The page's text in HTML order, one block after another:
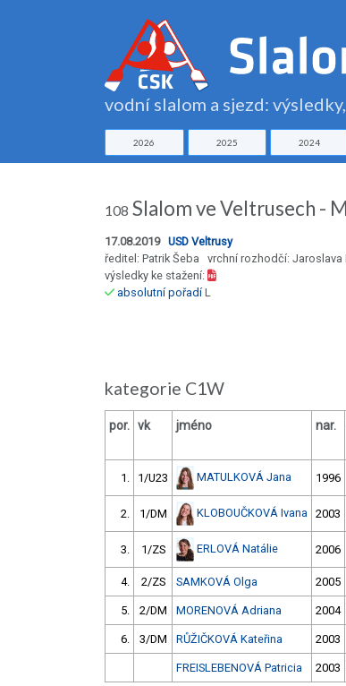
vodní slalom a sjezd:
2026 2025 2024
108 Slalom ve Veltrusech -
17.08.2019 USD Veltrusy
ředitel: Patrik Šeba vrchní rozhodčí: Jaroslava
výsledky ke stažení:
absolutní pořadíL
kategorie C1W
por. vk jméno nar.
1. 1/U23 MATULKOVÁ Jana 1996
2. 1/DM KLOBOUČKOVÁ Ivana 2003
3. 1/ZS ERLOVÁ Natálie 2006
4. 2/ZS SAMKOVÁ Olga 2005
5. 2/DM MORENOVÁ Adriana 2004
6. 3/DM RŮŽIČKOVÁ Kateřina 2003
FREISLEBENOVÁ Patricia 2003